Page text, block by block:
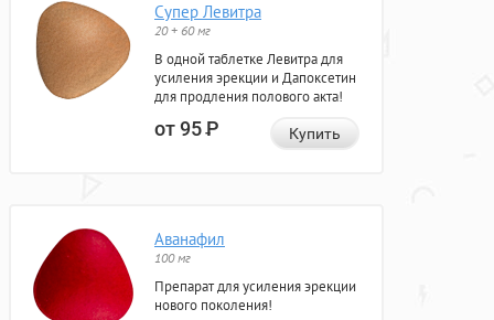
Супер Левитра
20 + 60 мг
В одной таблетке Левитра для
усиления эрекции и Дапоксетин
для продления полового акта!
от 95Р Купить
Аванафил
100 мг
Препарат для усиления эрекции
нового поколения!